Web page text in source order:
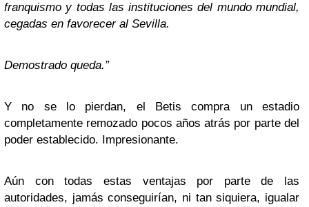
franquismo y todas las instituciones del mundo mundial,
cegadas en favorecer al Sevilla.
Demostrado queda.”
Y no se lo pierdan, el Betis compra un estadio
completamente remozado pocos años atrás por parte del
poder establecido. Impresionante.
Aún con todas estas ventajas por parte de las
autoridades, jamás conseguirían, ni tan siquiera, igualar